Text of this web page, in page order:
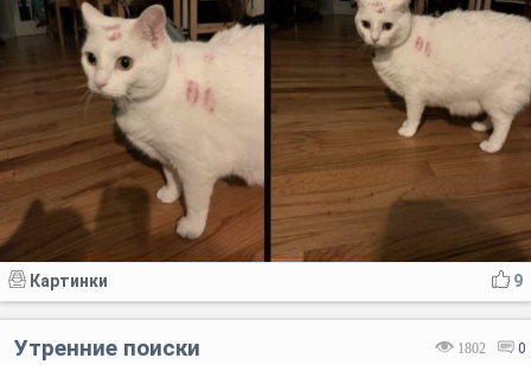
9
Картинки
1802 0
Утренние поиски